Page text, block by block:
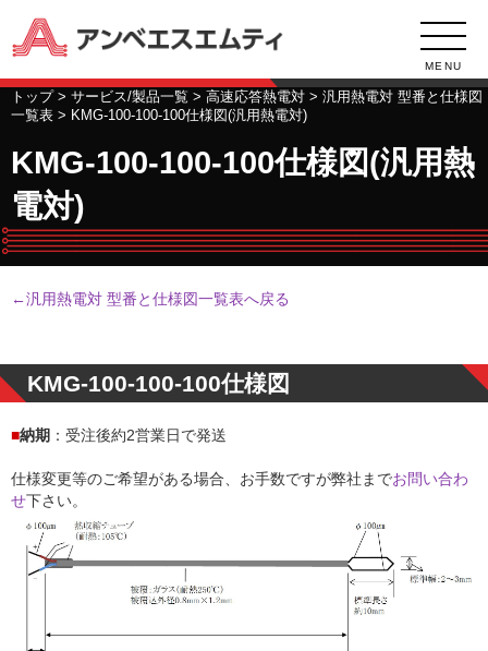
MENU
トップ> サービス/製品一覧 > 高速応答熱電対 > 汎用熱電対 型番と仕様図
一覧表 > KMG-100-100-100仕様図(汎用熱電対)
KMG-100-100-100仕様図(汎用熱
電対)
←汎用熱電対 型番と仕様図一覧表へ戻る
KMG-100-100-100仕様図
■納期 ：受注後約2営業日で発送
仕様変更等のご希望がある場合、お手数ですが弊社までお問い合わ
せ下さい。